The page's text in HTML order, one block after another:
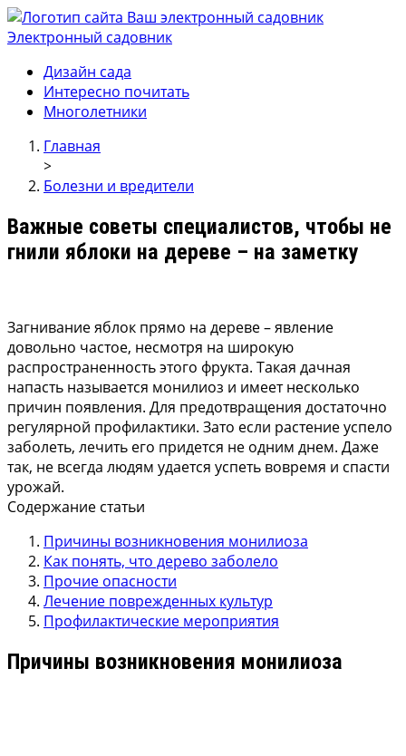
Электронный садовник
Ваш электронный садовник
Онлайн журнал для садовод и огродников.
Дизайн сада
Интересно почитать
Многолетники
Главная
>
Болезни и вредители
Важные советы специалистов, чтобы не
гнили яблоки на дереве – на заметку
Загнивание яблок прямо на дереве – явление
довольно частое, несмотря на широкую
распространенность этого фрукта. Такая дачная
напасть называется монилиоз и имеет несколько
причин появления. Для предотвращения достаточно
регулярной профилактики. Зато если растение успело
заболеть, лечить его придется не одним днем. Даже
так, не всегда людям удается успеть вовремя и спасти
урожай.
Содержание статьи
Причины возникновения монилиоза
Как понять, что дерево заболело
Прочие опасности
Лечение поврежденных культур
Профилактические мероприятия
Причины возникновения монилиоза